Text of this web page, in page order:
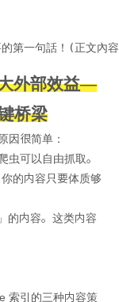
第一句話！(正文
外部效益—
桥梁
因很简单：
虫可以自由抓取。
的内容只要体质够
的内容。这类内容
索引的三种内容策